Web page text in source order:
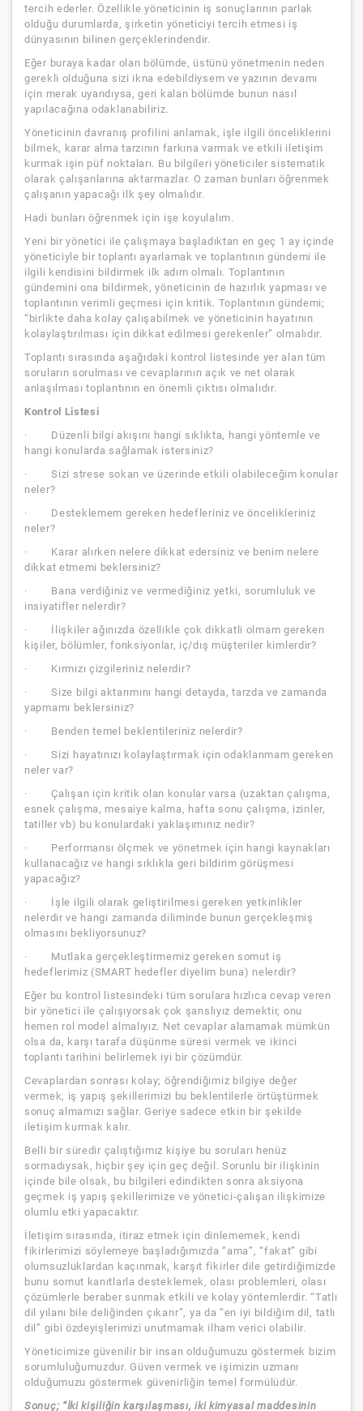
tercih ederler. Özellikle yöneticinin iş sonuçlarının parlak
olduğu durumlarda, şirketin yöneticiyi tercih etmesi iş
dünyasının bilinen gerçeklerindendir.
Eğer buraya kadar olan bölümde, üstünü yönetmenin neden
gerekli olduğuna sizi ikna edebildiysem ve yazının devamı
için merak uyandıysa, geri kalan bölümde bunun nasıl
yapılacağına odaklanabiliriz.
Yöneticinin davranış profilini anlamak, işle ilgili önceliklerini
bilmek, karar alma tarzının farkına varmak ve etkili iletişim
kurmak işin püf noktaları. Bu bilgileri yöneticiler sistematik
olarak çalışanlarına aktarmazlar. O zaman bunları öğrenmek
çalışanın yapacağı ilk şey olmalıdır.
Hadi bunları öğrenmek için işe koyulalım.
Yeni bir yönetici ile çalışmaya başladıktan en geç 1 ay içinde
yöneticiyle bir toplantı ayarlamak ve toplantının gündemi ile
ilgili kendisini bildirmek ilk adım olmalı. Toplantının
gündemini ona bildirmek, yöneticinin de hazırlık yapması ve
toplantının verimli geçmesi için kritik. Toplantının gündemi;
“birlikte daha kolay çalışabilmek ve yöneticinin hayatının
kolaylaştırılması için dikkat edilmesi gerekenler” olmalıdır.
Toplantı sırasında aşağıdaki kontrol listesinde yer alan tüm
soruların sorulması ve cevaplarının açık ve net olarak
anlaşılması toplantının en önemli çıktısı olmalıdır.
Kontrol Listesi
· Düzenli bilgi akışını hangi sıklıkta, hangi yöntemle ve
hangi konularda sağlamak istersiniz?
· Sizi strese sokan ve üzerinde etkili olabileceğim konular
neler?
· Desteklemem gereken hedefleriniz ve öncelikleriniz
neler?
· Karar alırken nelere dikkat edersiniz ve benim nelere
dikkat etmemi beklersiniz?
· Bana verdiğiniz ve vermediğiniz yetki, sorumluluk ve
insiyatifler nelerdir?
· İlişkiler ağınızda özellikle çok dikkatli olmam gereken
kişiler, bölümler, fonksiyonlar, iç/dış müşteriler kimlerdir?
· Kırmızı çizgileriniz nelerdir?
· Size bilgi aktarımını hangi detayda, tarzda ve zamanda
yapmamı beklersiniz?
· Benden temel beklentileriniz nelerdir?
· Sizi hayatınızı kolaylaştırmak için odaklanmam gereken
neler var?
· Çalışan için kritik olan konular varsa (uzaktan çalışma,
esnek çalışma, mesaiye kalma, hafta sonu çalışma, izinler,
tatiller vb) bu konulardaki yaklaşımınız nedir?
· Performansı ölçmek ve yönetmek için hangi kaynakları
kullanacağız ve hangi sıklıkla geri bildirim görüşmesi
yapacağız?
· İşle ilgili olarak geliştirilmesi gereken yetkinlikler
nelerdir ve hangi zamanda diliminde bunun gerçekleşmiş
olmasını bekliyorsunuz?
· Mutlaka gerçekleştirmemiz gereken somut iş
hedeflerimiz (SMART hedefler diyelim buna) nelerdir?
Eğer bu kontrol listesindeki tüm sorulara hızlıca cevap veren
bir yönetici ile çalışıyorsak çok şanslıyız demektir, onu
hemen rol model almalıyız. Net cevaplar alamamak mümkün
olsa da, karşı tarafa düşünme süresi vermek ve ikinci
toplantı tarihini belirlemek iyi bir çözümdür.
Cevaplardan sonrası kolay; öğrendiğimiz bilgiye değer
vermek, iş yapış şekillerimizi bu beklentilerle örtüştürmek
sonuç almamızı sağlar. Geriye sadece etkin bir şekilde
iletişim kurmak kalır.
Belli bir süredir çalıştığımız kişiye bu soruları henüz
sormadıysak, hiçbir şey için geç değil. Sorunlu bir ilişkinin
içinde bile olsak, bu bilgileri edindikten sonra aksiyona
geçmek iş yapış şekillerimize ve yönetici-çalışan ilişkimize
olumlu etki yapacaktır.
İletişim sırasında, itiraz etmek için dinlememek, kendi
fikirlerimizi söylemeye başladığımızda “ama”, “fakat” gibi
olumsuzluklardan kaçınmak, karşıt fikirler dile getirdiğimizde
bunu somut kanıtlarla desteklemek, olası problemleri, olası
çözümlerle beraber sunmak etkili ve kolay yöntemlerdir. “Tatlı
dil yılanı bile deliğinden çıkarır”, ya da “en iyi bildiğim dil, tatlı
dil” gibi özdeyişlerimizi unutmamak ilham verici olabilir.
Yöneticimize güvenilir bir insan olduğumuzu göstermek bizim
sorumluluğumuzdur. Güven vermek ve işimizin uzmanı
olduğumuzu göstermek güvenirliğin temel formülüdür.
Sonuç; “İki kişiliğin karşılaşması, iki kimyasal maddesinin